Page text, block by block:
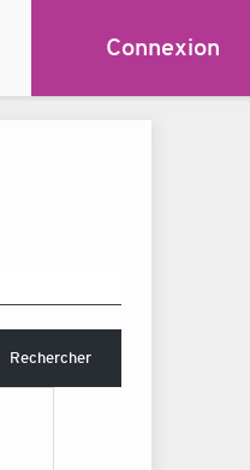
Connexion
Rechercher